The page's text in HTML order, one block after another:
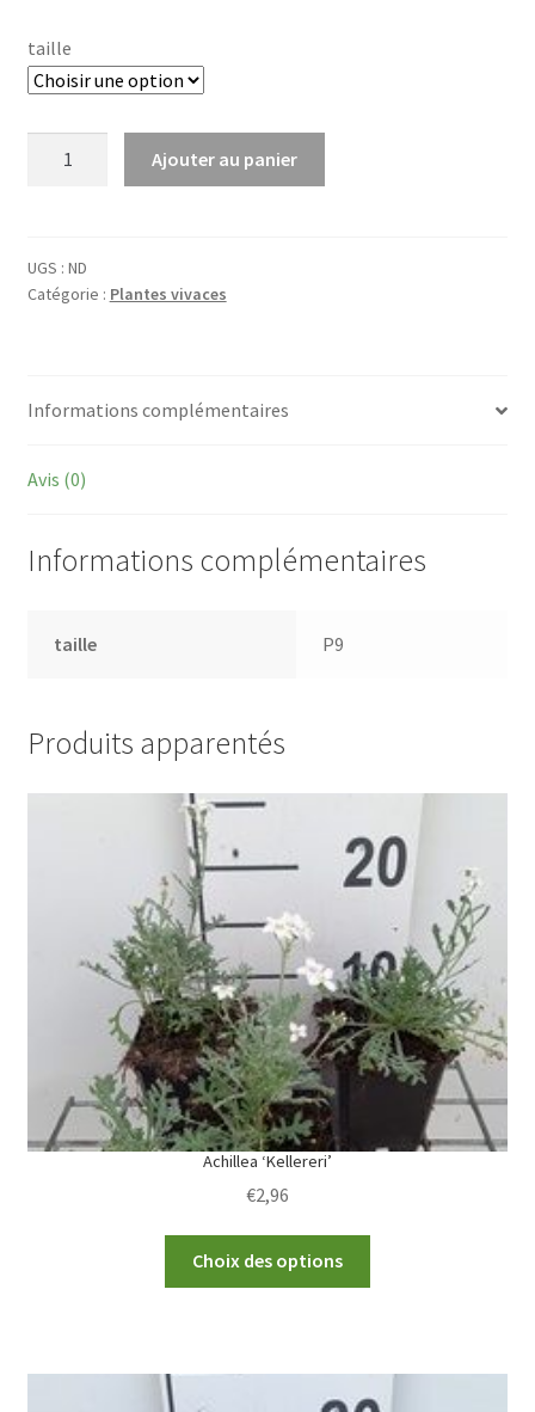
taille
'Leuchtfunk'
Ajouter au panier
UGS : ND
Catégorie : Plantes vivaces
Informations complémentaires
Avis (0)
Informations complémentaires
taille P9
Produits apparentés
Achillea ‘Kellereri’
€2,96
Choix des options
The